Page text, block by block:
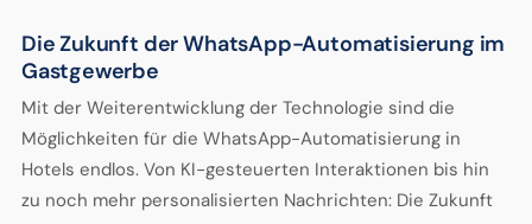
Die Zukunft der WhatsApp-Automatisierung im
Gastgewerbe
Mit der Weiterentwicklung der Technologie sind die
Möglichkeiten für die WhatsApp-Automatisierung in
Hotels endlos. Von KI-gesteuerten Interaktionen bis hin
zu noch mehr personalisierten Nachrichten: Die Zukunft